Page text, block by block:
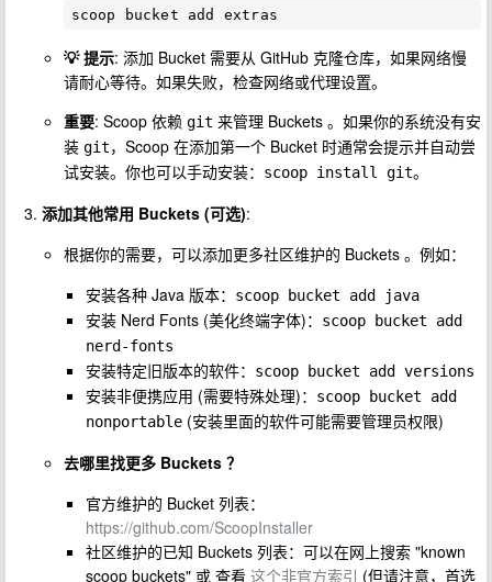
💡 提示: 添加 Bucket 需要从 GitHub 克隆仓库，如果网络慢
请耐心等待。如果失败，检查网络或代理设置。
重要: Scoop 依赖 git 来管理 Buckets 。如果你的系统没有安
装 git，Scoop 在添加第一个 Bucket 时通常会提示并自动尝
试安装。你也可以手动安装：
scoop install git。
添加其他常用 Buckets (可选):
根据你的需要，可以添加更多社区维护的 Buckets 。例如：
安装各种 Java 版本：
scoop bucket add java
安装 Nerd Fonts (美化终端字体)：
scoop bucket add
nerd-fonts
安装特定旧版本的软件： scoop bucket add versions
安装非便携应用 (需要特殊处理)：
scoop bucket add
nonportable (安装里面的软件可能需要管理员权限)
去哪里找更多 Buckets ？
官方维护的 Bucket 列表：
https://github.com/ScoopInstaller
社区维护的已知 Buckets 列表：可以在网上搜索 "known
scoop buckets" 或 查看 这个非官方索引 (但请注意，首选